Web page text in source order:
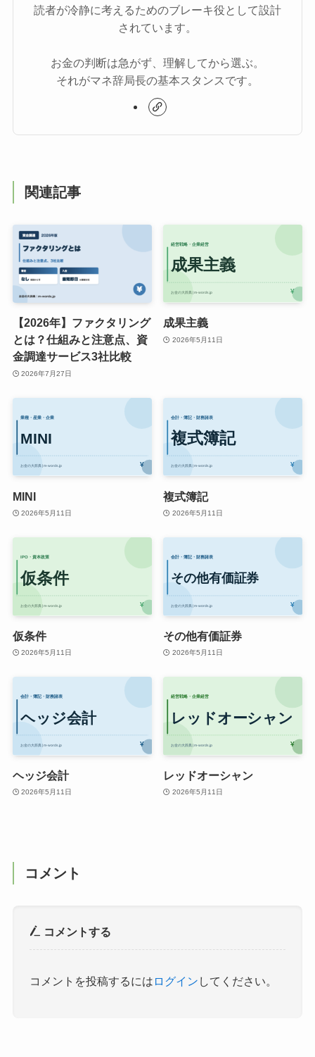
読者が冷静に考えるためのブレーキ役として設計
されています。
お金の判断は急がず、理解してから選ぶ。
それがマネ辞局長の基本スタンスです。
関連記事
【2026年】ファクタリング
とは？仕組みと注意点、資
金調達サービス3社比較
2026年7月27日
成果主義
2026年5月11日
MINI
2026年5月11日
複式簿記
2026年5月11日
仮条件
2026年5月11日
その他有価証券
2026年5月11日
ヘッジ会計
2026年5月11日
レッドオーシャン
2026年5月11日
コメント
コメントする
コメントを投稿するには ログイン してください。